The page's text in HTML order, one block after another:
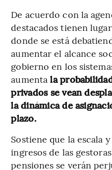
De acuerdo con la
destacados tienen
donde se está
aumentar el alcance
gobierno en los
aumenta la
privados se vean
la dinámica de
plazo.
Sostiene que la escala
ingresos de las
pensiones se verán